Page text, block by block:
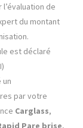
l’évaluation de
du montant
est déclaré
un
par votre
Carglass,
Pare brise,